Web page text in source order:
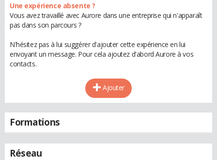
Une expérience absente ?
Vous avez travaillé avec Aurore dans une entreprise qui n'apparaît
pas dans son parcours ?
N'hésitez pas à lui suggérer d'ajouter cette expérience en lui
envoyant un message. Pour cela ajoutez d'abord Aurore à vos
contacts.
Ajouter
Formations
Réseau